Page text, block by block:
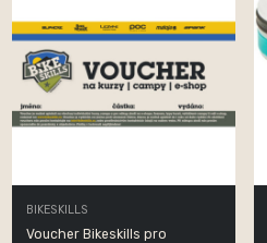
BIKESKILLS
Voucher Bikeskills pro